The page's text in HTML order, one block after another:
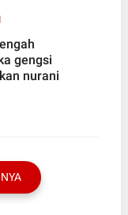
gengsi
nurani